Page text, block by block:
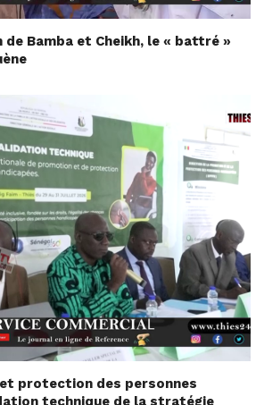
Bamba et Cheikh, le « battré »
protection des personnes